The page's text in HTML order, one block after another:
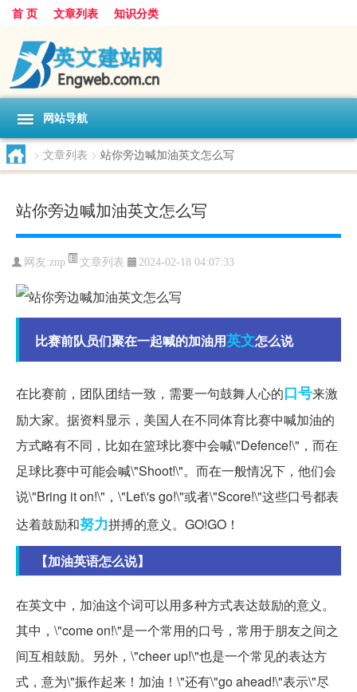
首 页 文章列表 知识分类
网站导航
> 文章列表 > 站你旁边喊加油英文怎么写
站你旁边喊加油英文怎么写
网友:znp 文章列表 2024-02-18 04:07:33
比赛前队员们聚在一起喊的加油用英文怎么说
在比赛前，团队团结一致，需要一句鼓舞人心的口号来激
励大家。据资料显示，美国人在不同体育比赛中喊加油的
方式略有不同，比如在篮球比赛中会喊\"Defence!\"，而在
足球比赛中可能会喊\"Shoot!\"。而在一般情况下，他们会
说\"Bring it on!\"，\"Let\'s go!\"或者\"Score!\"这些口号都表
达着鼓励和努力拼搏的意义。GO!GO！
【加油英语怎么说】
在英文中，加油这个词可以用多种方式表达鼓励的意义。
其中，\"come on!\"是一个常用的口号，常用于朋友之间之
间互相鼓励。另外，\"cheer up!\"也是一个常见的表达方
式，意为\"振作起来！加油！\"还有\"go ahead!\"表示\"尽